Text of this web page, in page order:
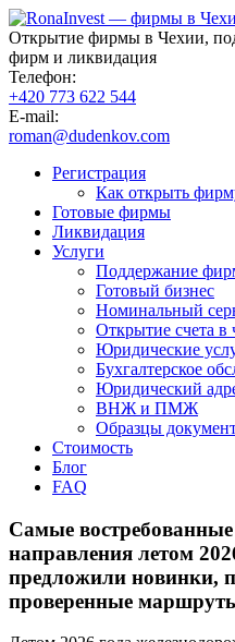
Открытие фирмы в Чехии,
фирм и ликвидация
Телефон:
+420 773 622 544
E-mail:
roman@dudenkov.com
Регистрация
Как открыть
Готовые фирмы
Ликвидация
Услуги
Поддержание
Готовый бизнес
Номинальный
Открытие счета в
Юридические
Бухгалтерское
Юридический
ВНЖ и ПМЖ
Образцы
Стоимость
Блог
FAQ
Самые
направления летом
предложили новинки,
проверенные